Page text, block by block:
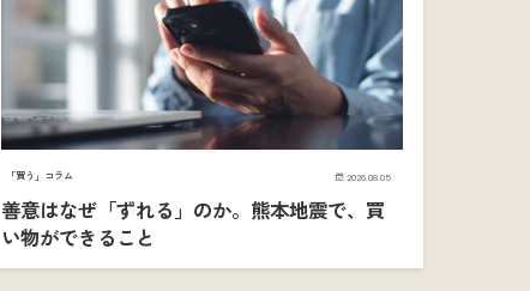
「買う」コラム 2026.08.05
善意はなぜ「ずれる」のか。熊本地震で、買
い物ができること